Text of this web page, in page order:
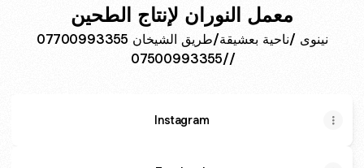
معمل النوران لإنتاج الطحين
نينوى /ناحية بعشيقة/طريق الشيخان 07700993355
//07500993355
Instagram